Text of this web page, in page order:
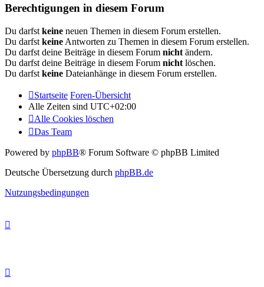
Berechtigungen in diesem Forum
Du darfst keine neuen Themen in diesem Forum erstellen.
Du darfst keine Antworten zu Themen in diesem Forum erstellen.
Du darfst deine Beiträge in diesem Forum nicht ändern.
Du darfst deine Beiträge in diesem Forum nicht löschen.
Du darfst keine Dateianhänge in diesem Forum erstellen.
Startseite Foren-Übersicht
Alle Zeiten sind UTC+02:00
Alle Cookies löschen
Das Team
Powered by phpBB® Forum Software © phpBB Limited
Deutsche Übersetzung durch phpBB.de
Nutzungsbedingungen